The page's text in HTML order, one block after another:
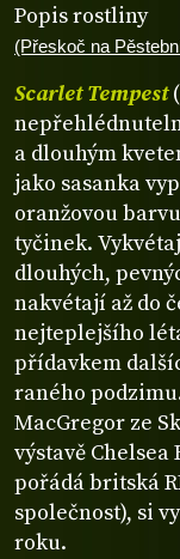
Popis rostliny
(Přeskoč na
Scarlet Tempest
a dlouhým
jako sasanka
oranžovou
tyčinek.
dlouhých,
nakvétají až do
nejteplejšího
přídavkem
raného
MacGregor ze
výstavě
pořádá britská
společnost), si
roku.